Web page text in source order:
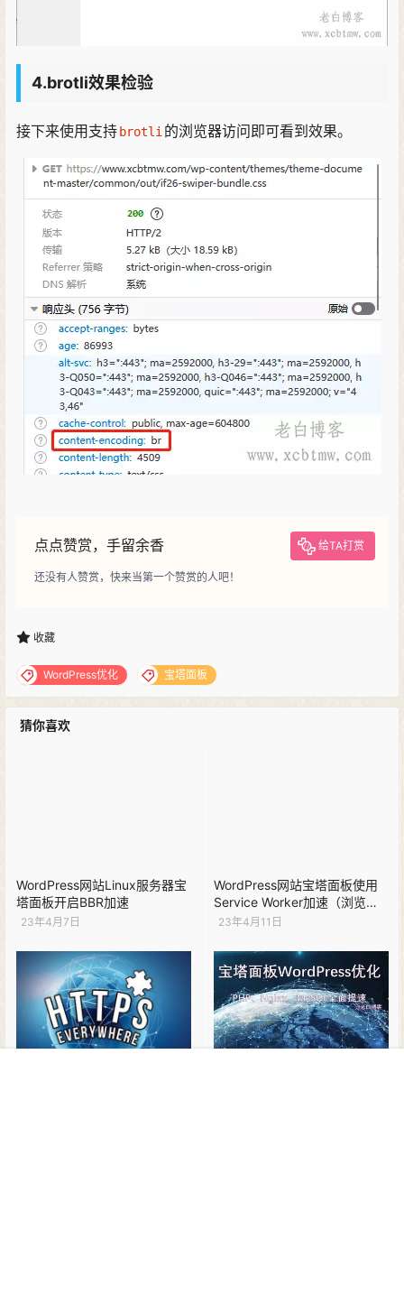
4.brotli效果检验
接下来使用支持 brotli的浏览器访问即可看到效果。
点点赞赏，手留余香 给TA打赏
还没有人赞赏，快来当第一个赞赏的人吧！
收藏
WordPress优化 宝塔面板
猜你喜欢
WordPress网站Linux服务器宝
塔面板开启BBR加速
23年4月7日
WordPress网站宝塔面板使用
Service Worker加速（浏览器
缓存）
23年4月11日